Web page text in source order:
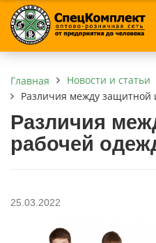
Главная
Новости и статьи
Различия между защитной
Различия
рабочей
25.03.2022